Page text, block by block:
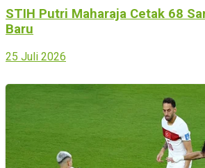
STIH Putri Maharaja Cetak 68
Baru
25 Juli 2026